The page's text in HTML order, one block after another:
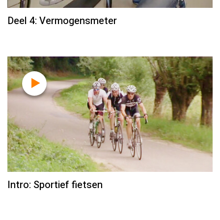
Deel 4: Vermogensmeter
Intro: Sportief fietsen